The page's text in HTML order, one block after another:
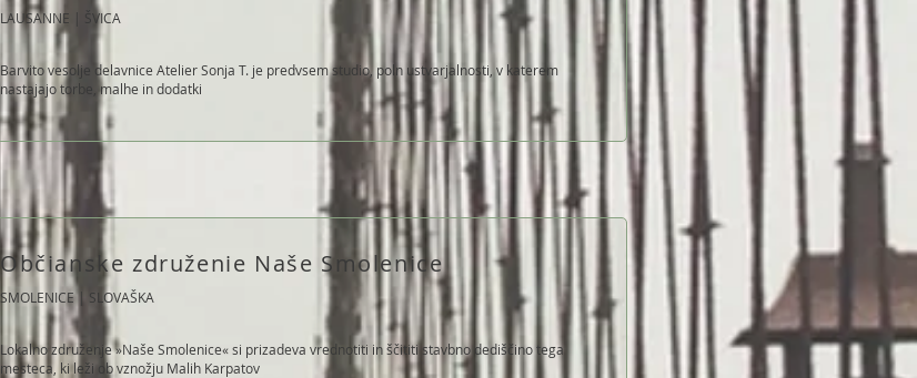
LAUSANNE | ŠVICA
Barvito vesolje delavnice Atelier Sonja T. je predvsem studio, poln ustvarjalnosti, v katerem
nastajajo torbe, malhe in dodatki
Občianske združenie Naše Smolenice
SMOLENICE | SLOVAŠKA
Lokalno združenje »Naše Smolenice« si prizadeva vrednotiti in ščititi stavbno dediščino tega
mesteca, ki leži ob vznožju Malih Karpatov